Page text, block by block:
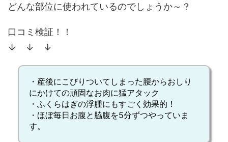
どんな部位に使われているのでしょうか～？
口コミ検証！！
↓ ↓ ↓
・産後にこびりついてしまった腰からおしり
にかけての頑固なお肉に猛アタック
・ふくらはぎの浮腫にもすごく効果的！
・ほぼ毎日お腹と脇腹を5分ずつやっていま
す。